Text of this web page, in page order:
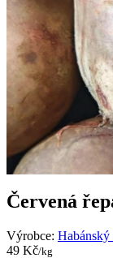
Červená
Výrobce: Habánský
49 Kč/kg